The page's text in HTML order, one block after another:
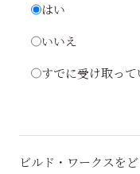
はい
いいえ
すでに受け取って
ビルド・ワークスを